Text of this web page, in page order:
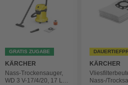
GRATIS ZUGABE
KÄRCHER
Nass-Trockensauger,
WD 3 V-17/4/20, 17 L,
KÄRCHER
Nass-/